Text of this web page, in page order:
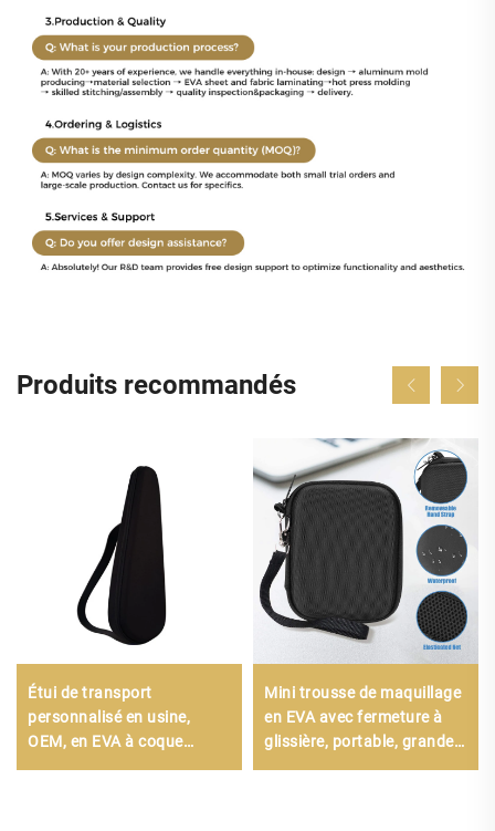
Produits recommandés
Étui de transport
personnalisé en usine,
OEM, en EVA à coque
rigide, étanche et durable,
Mini trousse de maquillage
en EVA avec fermeture à
glissière, portable, grande
capacité, étanche, coque